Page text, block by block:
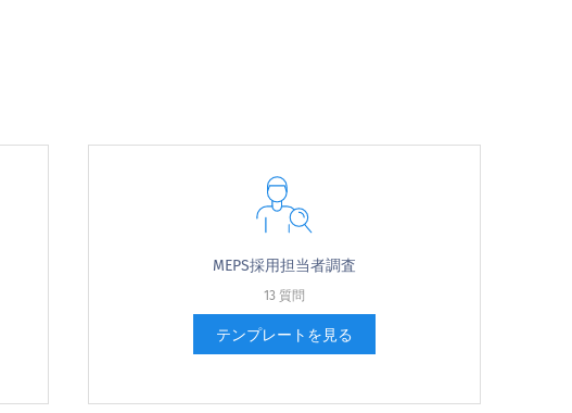
MEPS採用担当者調査
13 質問
テンプレートを見る